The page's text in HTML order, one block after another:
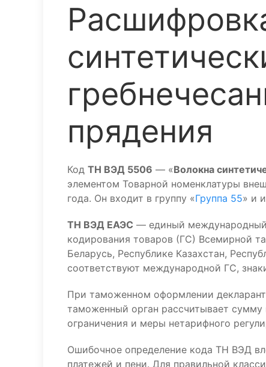
прядения
Код ТН ВЭД 5506 — «Волокна
элементом Товарной номенклатуры
года. Он входит в группу «Группа 55» и
ТН ВЭД ЕАЭС — единый международный
кодирования товаров (ГС) Всемирной
Беларусь, Республике Казахстан,
соответствуют международной ГС,
При таможенном оформлении декларант
таможенный орган рассчитывает
ограничения и меры нетарифного
Ошибочное определение кода ТН ВЭД
платежей и пени. Для правильной